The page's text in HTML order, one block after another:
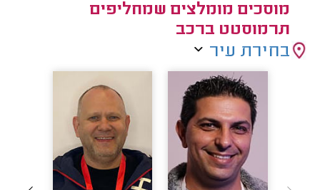
מוסכים מומלצים שמחליפים
תרמוסטט ברכב
בחירת עיר